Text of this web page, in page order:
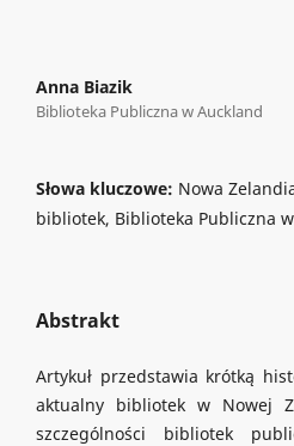
Anna Biazik
Biblioteka Publiczna w Auckland
Słowa kluczowe: Nowa
bibliotek, Biblioteka Publiczna
Abstrakt
Artykuł przedstawia krótką
aktualny bibliotek w Nowej
szczególności bibliotek